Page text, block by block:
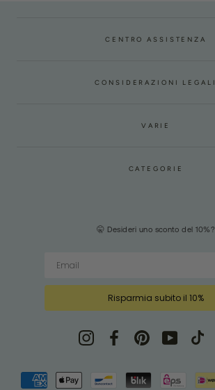
CENTRO ASSISTENZA
CONSIDERAZIONI LEGALI
VARIE
CATEGORIE
🤫 Desideri uno sconto del 10%?
Risparmia subito il 10%